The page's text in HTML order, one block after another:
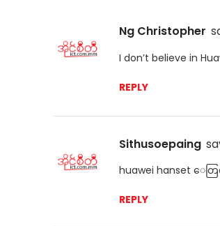
Ng Christopher
I don’t believe in
REPLY
sithusoepaing
huawei hanset ေ
REPLY